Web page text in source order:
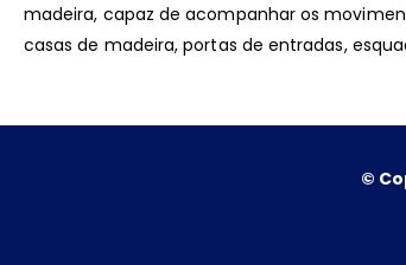
madeira, capaz de acompanhar os
casas de madeira, portas de entradas,
©